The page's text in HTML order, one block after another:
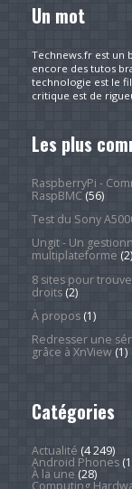
Un mot
Technews.fr est un
encore des tutos
technologie est le
critique est de
Les plus
RaspberryPi -
RaspBMC(56)
Test du Sony
Ungit - Un
multiplateforme (2)
8 sites pour
droits(2)
À propos(1)
Redresser une
grâce à XnView(1)
Catégories
Actualité (4 249)
Android Phones
À la une (28)